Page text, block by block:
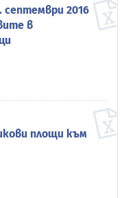
2016
в
площи към